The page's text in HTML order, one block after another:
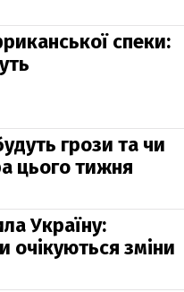
спеки:
грози та чи
цього тижня
Україну:
очікуються зміни